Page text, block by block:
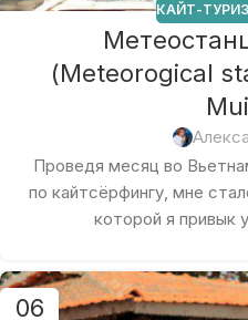
КАЙТ-
(Meteorogical
Проведя месяц во
по кайтсёрфингу, мне
которой я привык
06